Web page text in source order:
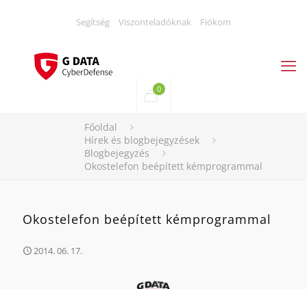
Segítség Viszonteladóknak Fiókom
0
Főoldal
Hírek és blogbejegyzések
Blogbejegyzés
Okostelefon beépített kémprogrammal
Okostelefon beépített kémprogrammal
2014. 06. 17.